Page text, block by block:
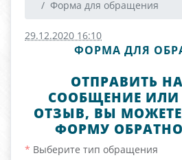
Форма для обращения
29.12.2020 16:10
ФОРМА ДЛЯ
ОТПРАВИТЬ
СООБЩЕНИЕ ИЛИ
ОТЗЫВ, ВЫ
ФОРМУ
Выберите тип обращения